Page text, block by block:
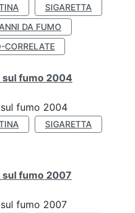
SIGARETTA
DA FUMO
CORRELATE
sul fumo 2004
fumo 2004
SIGARETTA
sul fumo 2007
fumo 2007